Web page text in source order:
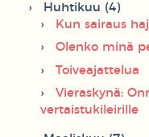
Huhtikuu (4)
Kun sairaus
Olenko minä
Toiveajattelua
Vieraskynä:
vertaistukileirille